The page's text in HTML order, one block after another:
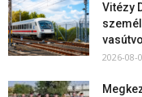
Vitézy
2026-08-